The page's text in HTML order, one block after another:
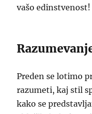
vašo edinstvenost!
Preden se lotimo
razumeti, kaj stil
kako se